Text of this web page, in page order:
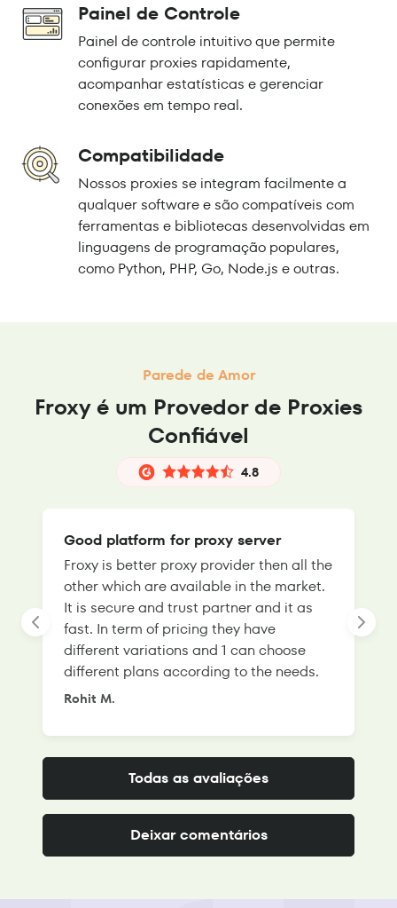
Painel de Controle
Painel de controle intuitivo que permite
configurar proxies rapidamente,
acompanhar estatísticas e gerenciar
conexões em tempo real.
Compatibilidade
Nossos proxies se integram facilmente a
qualquer software e são compatíveis com
ferramentas e bibliotecas desenvolvidas em
linguagens de programação populares,
como Python, PHP, Go, Node.js e outras.
Parede de Amor
Froxy é um Provedor de Proxies
Confiável
4.8
Good platform for proxy server
Froxy is better proxy provider then all the
other which are available in the market.
It is secure and trust partner and it as
fast. In term of pricing they have
different variations and 1 can choose
different plans according to the needs.
Rohit M.
Todas as avaliações
Deixar comentários